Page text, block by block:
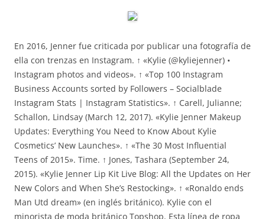
En 2016, Jenner fue criticada por publicar una fotografía de
ella con trenzas en Instagram. ↑ «Kylie (@kyliejenner) •
Instagram photos and videos». ↑ «Top 100 Instagram
Business Accounts sorted by Followers – Socialblade
Instagram Stats | Instagram Statistics». ↑ Carell, Julianne;
Schallon, Lindsay (March 12, 2017). «Kylie Jenner Makeup
Updates: Everything You Need to Know About Kylie
Cosmetics’ New Launches». ↑ «The 30 Most Influential
Teens of 2015». Time. ↑ Jones, Tashara (September 24,
2015). «Kylie Jenner Lip Kit Live Blog: All the Updates on Her
New Colors and When She’s Restocking». ↑ «Ronaldo ends
Man Utd dream» (en inglés británico). Kylie con el
minorista de moda británico Topshop. Esta línea de ropa